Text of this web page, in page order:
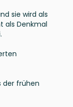
sie wird als
als Denkmal
der frühen